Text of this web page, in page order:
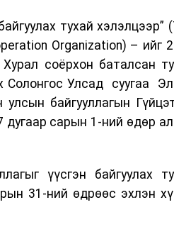
тухай хэлэлцээр”
Organization) – ийг
соёрхон баталсан
Солонгос Улсад суугаа
байгууллагын
дугаар сарын 1-ний өдөр
үүсгэн байгуулах
31-ний өдрөөс эхлэн